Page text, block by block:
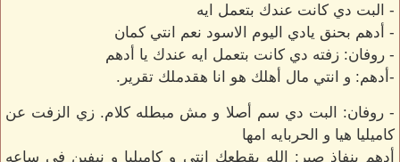
- البت دي كانت عندك بتعمل ايه
- أدهم بحنق يادي اليوم الاسود نعم انتي كمان
- روفان: زفته دي كانت بتعمل ايه عندك يا أدهم
-أدهم: و انتي مال أهلك هو انا هقدملك تقرير.
- روفان: البت دي سم أصلا و مش مبطله كلام. زي الزفت عن
كاميليا هيا و الحربايه امها
أدهم بنفاذ صبر: الله يقطعك انتي و كاميليا و نيفين في ساعه